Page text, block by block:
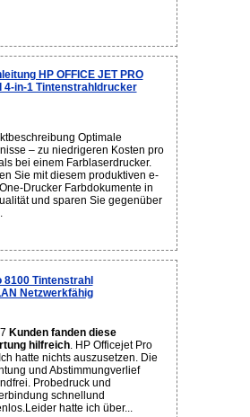
HP OFFICE JET PRO
4-in-1 Tintenstrahldrucker
Optimale
– zu niedrigeren Kosten pro
bei einem Farblaserdrucker.
Sie mit diesem produktiven e-
Drucker Farbdokumente in
und sparen Sie gegenüber
8100 Tintenstrahl
Netzwerkfähig
Kunden fanden diese
hilfreich. HP Officejet Pro
hatte nichts auszusetzen. Die
und Abstimmungverlief
Probedruck und
schnellund
hatte ich über...